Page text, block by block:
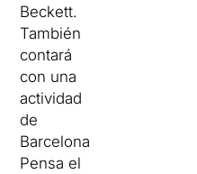
Beckett.
También
contará
con una
actividad
de
Barcelona
Pensa el